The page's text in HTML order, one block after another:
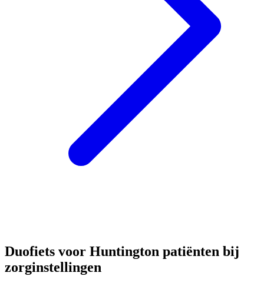
Duofiets voor Huntington patiënten bij
zorginstellingen